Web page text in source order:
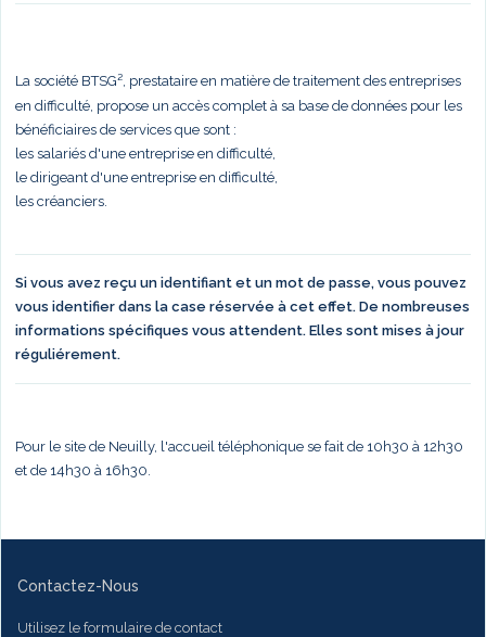
La société BTSG², prestataire en matière de traitement des entreprises
en difficulté, propose un accès complet à sa base de données pour les
bénéficiaires de services que sont :
les salariés d'une entreprise en difficulté,
le dirigeant d'une entreprise en difficulté,
les créanciers.
Si vous avez reçu un identifiant et un mot de passe, vous pouvez
vous identifier dans la case réservée à cet effet. De nombreuses
informations spécifiques vous attendent. Elles sont mises à jour
réguliérement.
Pour le site de Neuilly, l'accueil téléphonique se fait de 10h30 à 12h30
et de 14h30 à 16h30.
Contactez-Nous
Utilisez le formulaire de contact